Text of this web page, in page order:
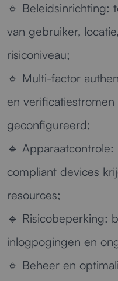
🔹 Beleidsinrichting:
van gebruiker,
risiconiveau;
🔹 Multi-factor
en
geconfigureerd;
🔹 Apparaatcontrole:
compliant devices
resources;
🔹 Risicobeperking:
inlogpogingen en
🔹 Beheer en